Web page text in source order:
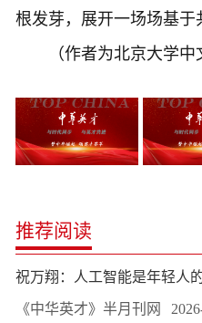
根发芽，展开一场场基于
（作者为北京大学中
推荐阅读
祝万翔：人工智能是年轻人
《中华英才》半月刊网